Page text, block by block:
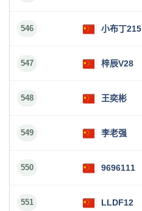
546 小布丁215
547 梓辰V28
548 王奕彬
549 李老强
550 9696111
551 LLDF12